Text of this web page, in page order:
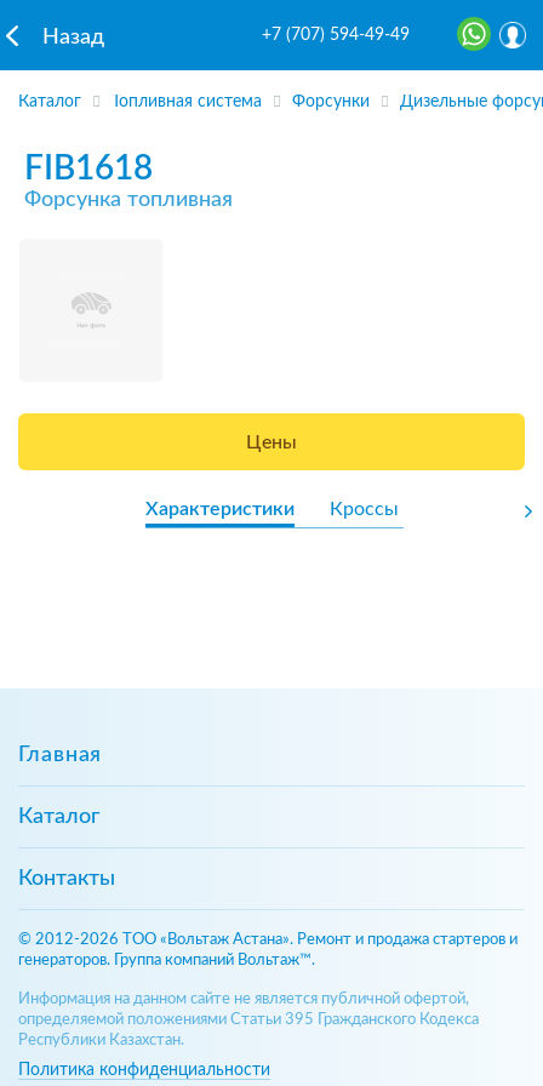
Назад +7 (707) 594-49-49
Каталог Топливная система Форсунки Дизельные
FIB1618
Форсунка топливная
Цены
Характеристики Кроссы
Главная
Каталог
Контакты
© 2012-2026 ТОО «Вольтаж Астана». Ремонт и продажа стартеров и
генераторов. Группа компаний Вольтаж™.
Информация на данном сайте не является публичной офертой,
определяемой положениями Статьи 395 Гражданского Кодекса
Республики Казахстан.
Политика конфиденциальности